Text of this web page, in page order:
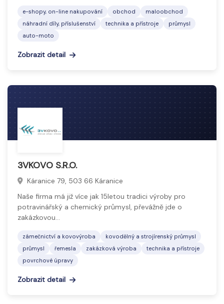
e-shopy, on-line nakupování obchod
maloobchod
náhradní díly, příslušenství
technika a přístroje
průmysl
auto-moto
Zobrazit detail
3VKOVO S.R.O.
Káranice 79, 503 66 Káranice
Naše firma má již více jak 15letou tradici výroby pro
potravinářský a chemický průmysl, převážně jde o
zakázkovou…
zámečnictví a kovovýroba
kovodělný a strojírenský průmysl
průmysl
řemesla zakázková výroba
technika a přístroje
povrchové úpravy
Zobrazit detail